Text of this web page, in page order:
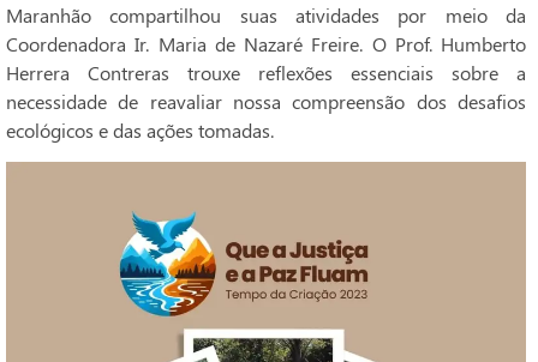
Maranhão compartilhou suas atividades por meio da
Coordenadora Ir. Maria de Nazaré Freire. O Prof. Humberto
Herrera Contreras trouxe reflexões essenciais sobre a
necessidade de reavaliar nossa compreensão dos desafios
ecológicos e das ações tomadas.